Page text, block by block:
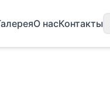
О насКонтакты